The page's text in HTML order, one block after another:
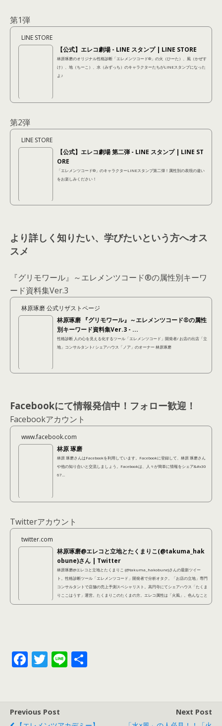
第1弾
LINE STORE
【公式】エレコ劇場 - LINE スタンプ | LINE STORE
林原琢磨のオリジナル性格診断「エレメンツコード®︎」の火（ひーた）、風（かぜす
け）、地（ちーこ）、水（みずっち）のキャラクターたちがLINEスタンプになった
よ♪
第2弾
LINE STORE
【公式】エレコ劇場 第二弾 - LINE スタンプ | LINE ST
ORE
「エレメンツコード®︎」のキャラクターLINEスタンプ第二弾！属性別の表現の違い
をお楽しみください！
より詳しく知りたい、学びたいという方へオス
スメ
『グリモワール』～エレメンツコード®の属性別キーワ
ード資料集Ver.3
林原琢磨 公式リザストページ
林原琢磨 『グリモワール』～エレメンツコード®の属性
別キーワード資料集Ver.3 - ...
性格診断 人の心を見える化するツール「エレメンツコード」開発者/ お店の出店「立
地」コンサルタント/ シェアハウス「ノア」のオーナー 林原琢磨
Facebookにて情報発信中！フォロー歓迎！
Facebookアカウント
www.facebook.com
林原 琢磨
林原 琢磨さんはFacebookを利用しています。Facebookに登録して、林原 琢磨さん
や他の知り合いと交流しましょう。Facebookは、人々が簡単に情報をシェア&#x30
67...
Twitterアカウント
twitter.com
林原琢磨@エレコと立地とたくまりこ(@takuma_hak
obune)さん | Twitter
林原琢磨@エレコと立地とたくまりこ (@takuma_hakobune)さんの最新ツイー
ト。性格診断ツール「エレメンツコード」開発者で分析オタク。「お店の立地」専門
コンサルタントで店舗の売上予測スペシャリスト。高円寺にてシェアハウス「たくま
りここはうす」運営。たくまりこのたくまの方。エレコ属性は「火風」。色んなこと
に手を出しているように見えて、本当は不器用なので結局本質的にやっているのは同
F
b
T
er
Li
Previous Post
Next Post